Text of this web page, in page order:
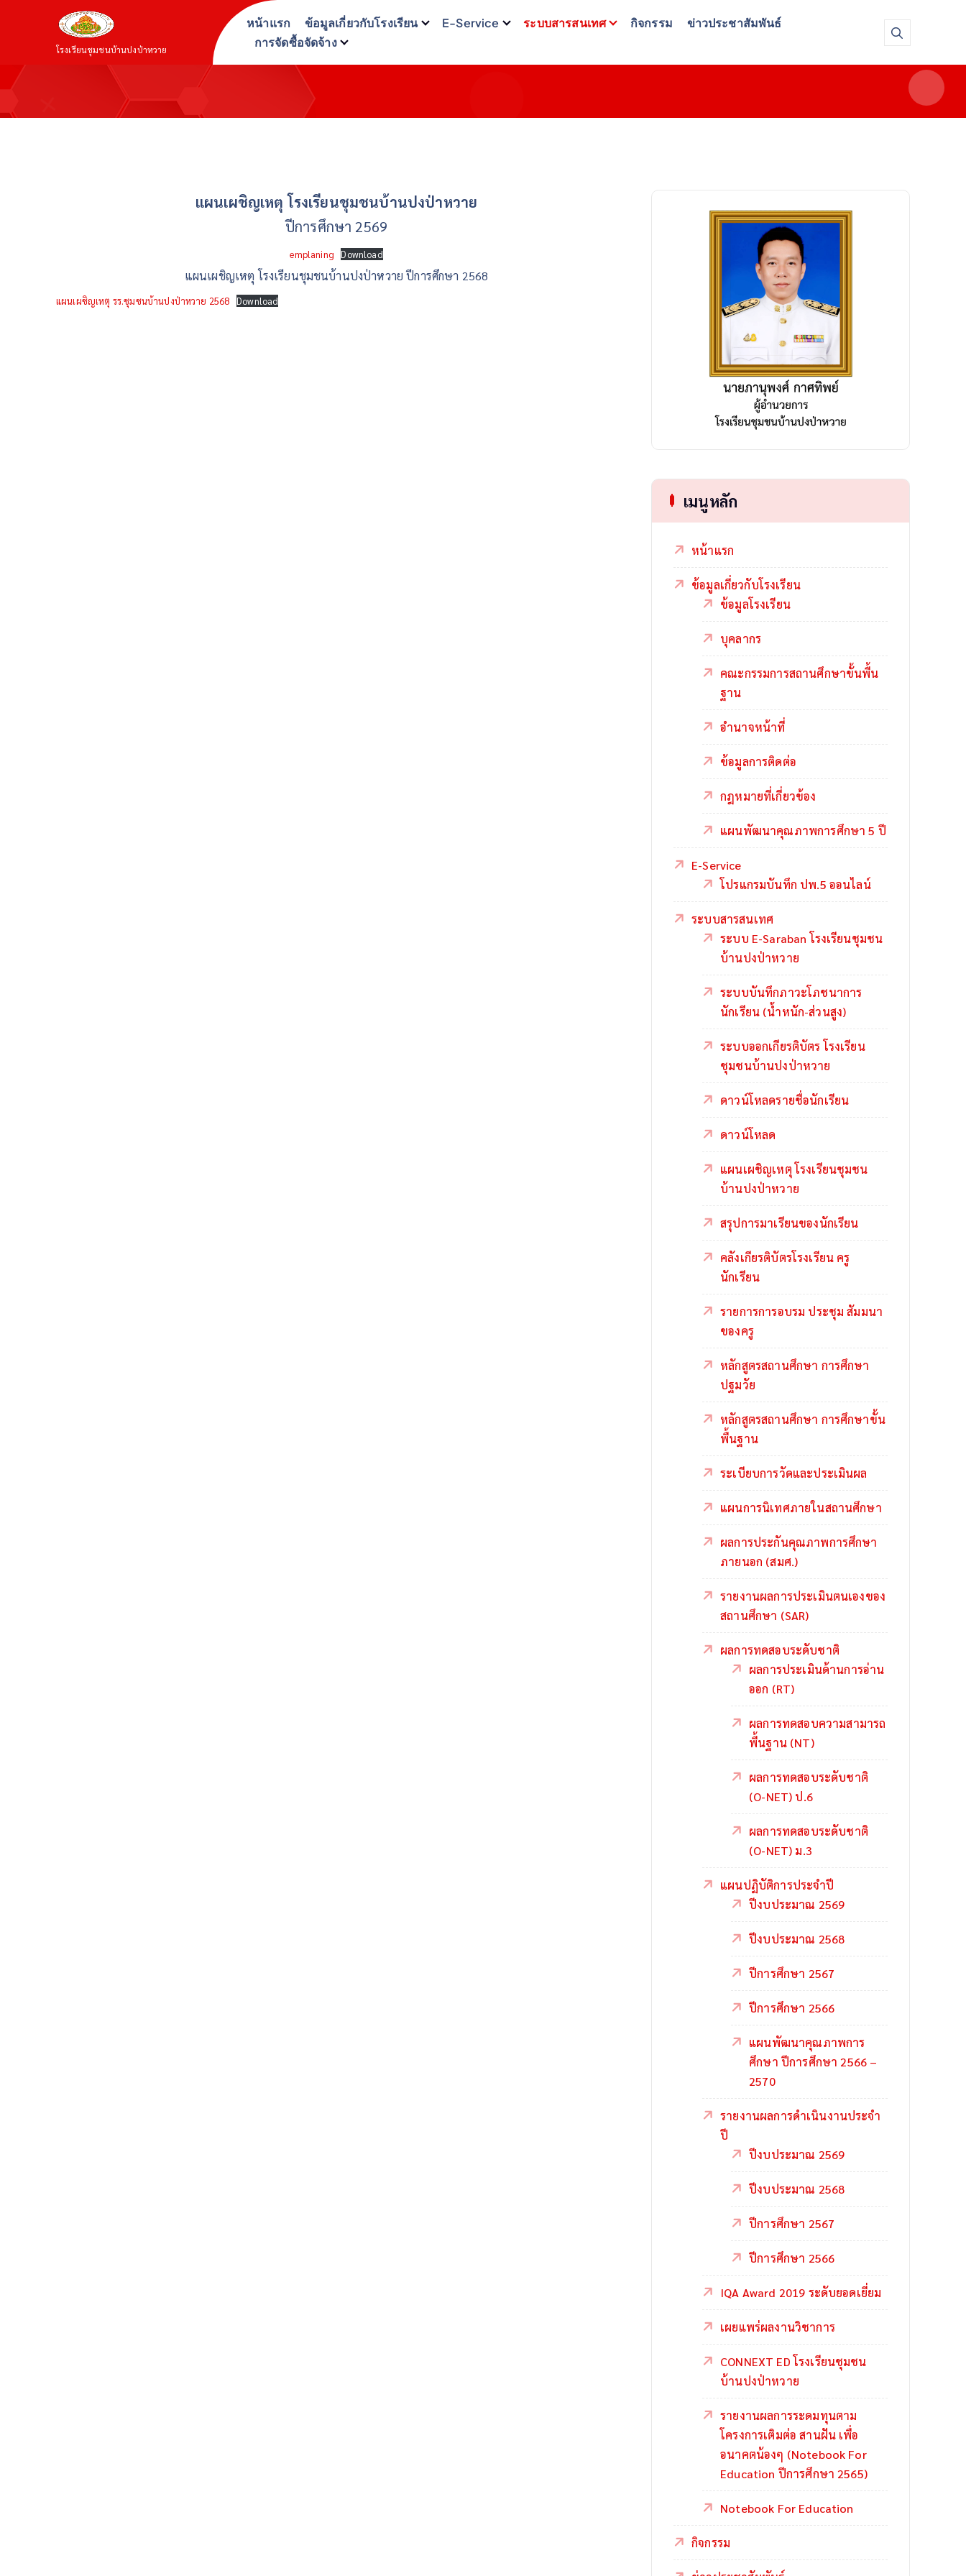
t
โรงเรียนชุมชนบ้านปงป่าหวาย
หน้าแรก ข้อมูลเกี่ยวกับโรงเรียน E-Service ระบบสารสนเทศ กิจกรรม
ข่าวประชาสัมพันธ์
การจัดซื้อจัดจ้าง
แผนเผชิญเหตุ โรงเรียนชุมชนบ้านปงป่าหวาย
ปีการศึกษา 2569
emplaning Download
แผนเผชิญเหตุ โรงเรียนชุมชนบ้านปงป่าหวาย ปีการศึกษา 2568
แผนเผชิญเหตุ รร.ชุมชนบ้านปงป่าหวาย 2568 Download
เมนูหลัก
หน้าแรก
ข้อมูลเกี่ยวกับโรงเรียน
ข้อมูลโรงเรียน
บุคลากร
คณะกรรมการสถานศึกษาขั้นพื้น
ฐาน
อำนาจหน้าที่
ข้อมูลการติดต่อ
กฎหมายที่เกี่ยวข้อง
แผนพัฒนาคุณภาพการศึกษา 5 ปี
E-Service
โปรแกรมบันทึก ปพ.5 ออนไลน์
ระบบสารสนเทศ
ระบบ E-Saraban โรงเรียนชุมชน
บ้านปงป่าหวาย
ระบบบันทึกภาวะโภชนาการ
นักเรียน (น้ำหนัก-ส่วนสูง)
ระบบออกเกียรติบัตร โรงเรียน
ชุมชนบ้านปงป่าหวาย
ดาวน์โหลดรายชื่อนักเรียน
ดาวน์โหลด
แผนเผชิญเหตุ โรงเรียนชุมชน
บ้านปงป่าหวาย
สรุปการมาเรียนของนักเรียน
คลังเกียรติบัตรโรงเรียน ครู
นักเรียน
รายการการอบรม ประชุม สัมมนา
ของครู
หลักสูตรสถานศึกษา การศึกษา
ปฐมวัย
หลักสูตรสถานศึกษา การศึกษาขั้น
พื้นฐาน
ระเบียบการวัดและประเมินผล
แผนการนิเทศภายในสถานศึกษา
ผลการประกันคุณภาพการศึกษา
ภายนอก (สมศ.)
รายงานผลการประเมินตนเองของ
สถานศึกษา (SAR)
ผลการทดสอบระดับชาติ
ผลการประเมินด้านการอ่าน
ออก (RT)
ผลการทดสอบความสามารถ
พื้นฐาน (NT)
ผลการทดสอบระดับชาติ
(O-NET) ป.6
ผลการทดสอบระดับชาติ
(O-NET) ม.3
แผนปฏิบัติการประจำปี
ปีงบประมาณ 2569
ปีงบประมาณ 2568
ปีการศึกษา 2567
ปีการศึกษา 2566
แผนพัฒนาคุณภาพการ
ศึกษา ปีการศึกษา 2566 –
2570
รายงานผลการดำเนินงานประจำ
ปี
ปีงบประมาณ 2569
ปีงบประมาณ 2568
ปีการศึกษา 2567
ปีการศึกษา 2566
IQA Award 2019 ระดับยอดเยี่ยม
เผยแพร่ผลงานวิชาการ
CONNEXT ED โรงเรียนชุมชน
บ้านปงป่าหวาย
รายงานผลการระดมทุนตาม
โครงการเติมต่อ สานฝัน เพื่อ
อนาคตน้องๆ (Notebook For
Education ปีการศึกษา 2565)
Notebook For Education
กิจกรรม